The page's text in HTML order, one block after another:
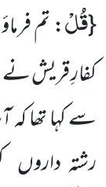
{قُلْ: تم
کفارِ قریش نے
سے کہا تھا
رشتہ